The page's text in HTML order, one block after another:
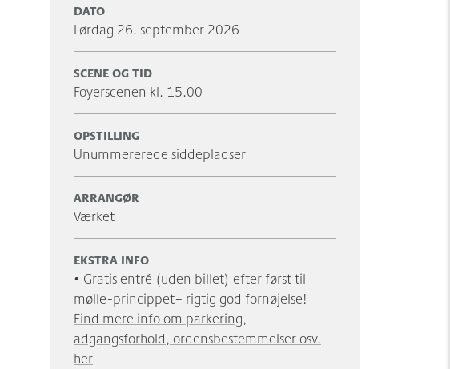
DATO
lørdag 26. september 2026
SCENE OG TID
Foyerscenen kl. 15.00
OPSTILLING
Unummererede siddepladser
ARRANGØR
Værket
EKSTRA INFO
• Gratis entré (uden billet) efter først til
mølle-princippet– rigtig god fornøjelse!
Find mere info om parkering,
adgangsforhold, ordensbestemmelser osv.
her